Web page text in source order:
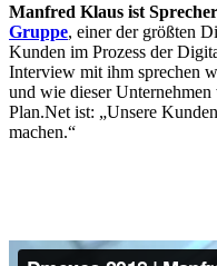
Manfred Klaus ist
Gruppe, einer der größten
Kunden im Prozess der
Interview mit ihm sprechen
und wie dieser
Plan.Net ist: „Unsere
machen.“